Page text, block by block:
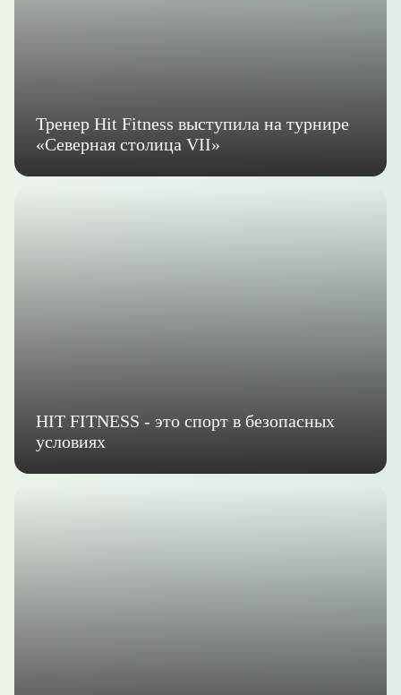
Тренер Hit Fitness выступила на турнире
«Северная столица VII»
HIT FITNESS - это спорт в безопасных
условиях